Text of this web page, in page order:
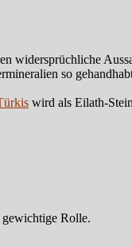
widersprüchliche
so
wird als Eilath-
Rolle.